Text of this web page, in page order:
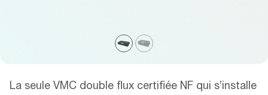
La seule VMC double flux certifiée NF qui s’installe